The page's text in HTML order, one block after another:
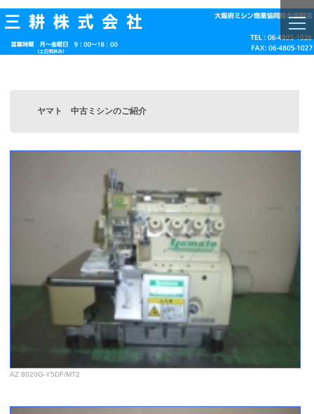
ヤマト 中古ミシンのご紹介
AZ 8020G-Y5DF/MT2